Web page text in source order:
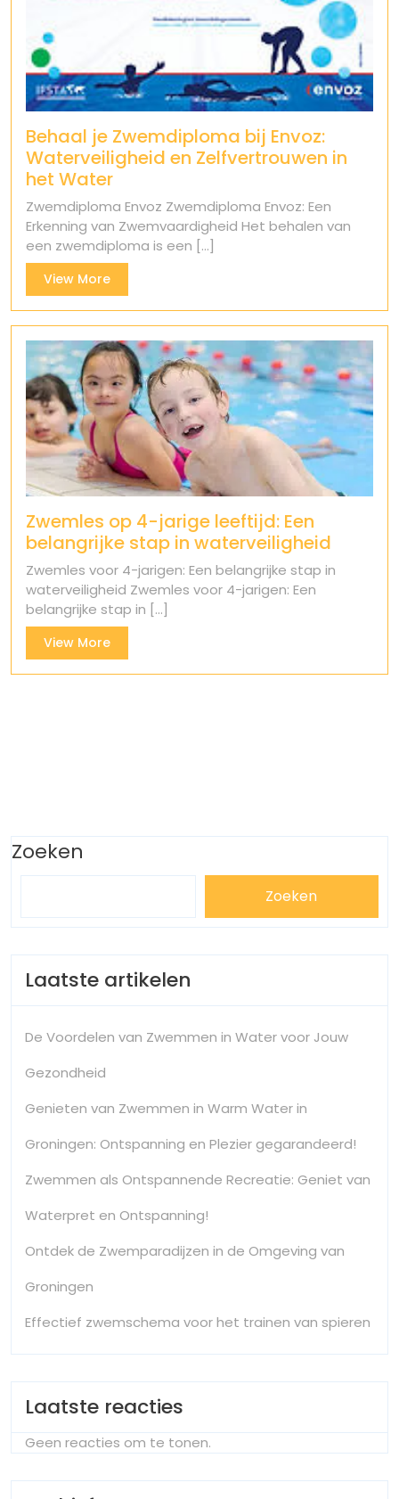
Behaal je Zwemdiploma bij Envoz:
Waterveiligheid en Zelfvertrouwen in
het Water
Zwemdiploma Envoz Zwemdiploma Envoz: Een
Erkenning van Zwemvaardigheid Het behalen van
een zwemdiploma is een [...]
View MoreView
More
Zwemles op 4-jarige leeftijd: Een
belangrijke stap in waterveiligheid
Zwemles voor 4-jarigen: Een belangrijke stap in
waterveiligheid Zwemles voor 4-jarigen: Een
belangrijke stap in [...]
View MoreView
More
Zoeken
Zoeken
Laatste artikelen
De Voordelen van Zwemmen in Water voor Jouw
Gezondheid
Genieten van Zwemmen in Warm Water in
Groningen: Ontspanning en Plezier gegarandeerd!
Zwemmen als Ontspannende Recreatie: Geniet van
Waterpret en Ontspanning!
Ontdek de Zwemparadijzen in de Omgeving van
Groningen
Effectief zwemschema voor het trainen van spieren
Laatste reacties
Geen reacties om te tonen.